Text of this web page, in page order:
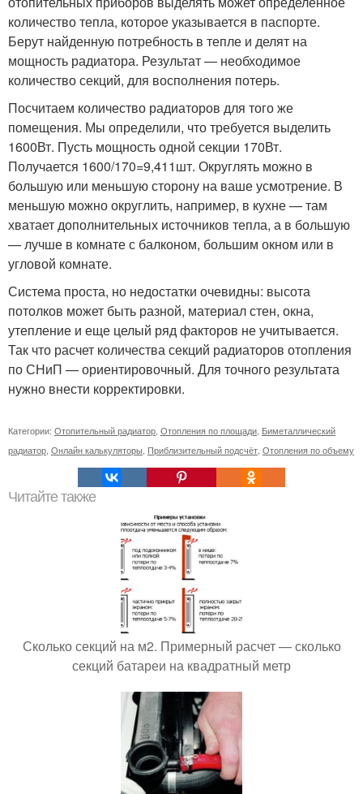
количество тепла, которое указывается в паспорте.
Берут найденную потребность в тепле и делят на
мощность радиатора. Результат — необходимое
количество секций, для восполнения потерь.
Посчитаем количество радиаторов для того же
помещения. Мы определили, что требуется выделить
1600Вт. Пусть мощность одной секции 170Вт.
Получается 1600/170=9,411шт. Округлять можно в
большую или меньшую сторону на ваше усмотрение. В
меньшую можно округлить, например, в кухне — там
хватает дополнительных источников тепла, а в большую
— лучше в комнате с балконом, большим окном или в
угловой комнате.
Система проста, но недостатки очевидны: высота
потолков может быть разной, материал стен, окна,
утепление и еще целый ряд факторов не учитывается.
Так что расчет количества секций радиаторов отопления
по СНиП — ориентировочный. Для точного результата
нужно внести корректировки.
Категории: Отопительный радиатор Отопления по площади Биметаллический
радиатор Онлайн калькуляторы Приблизительный подсчёт Отопления по объему
Читайте также
Сколько секций на м2. Примерный расчет — сколько
секций батареи на квадратный метр